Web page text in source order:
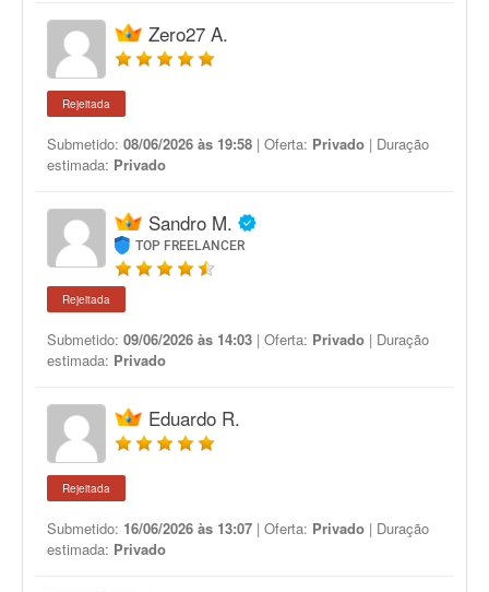
Zero27 A.
Rejeitada
Submetido: 08/06/2026 às 19:58 | Oferta: Privado | Duração
estimada: Privado
Sandro M.
TOP FREELANCER
Rejeitada
Submetido: 09/06/2026 às 14:03 | Oferta: Privado | Duração
estimada: Privado
Eduardo R.
Rejeitada
Submetido: 16/06/2026 às 13:07 | Oferta: Privado | Duração
estimada: Privado